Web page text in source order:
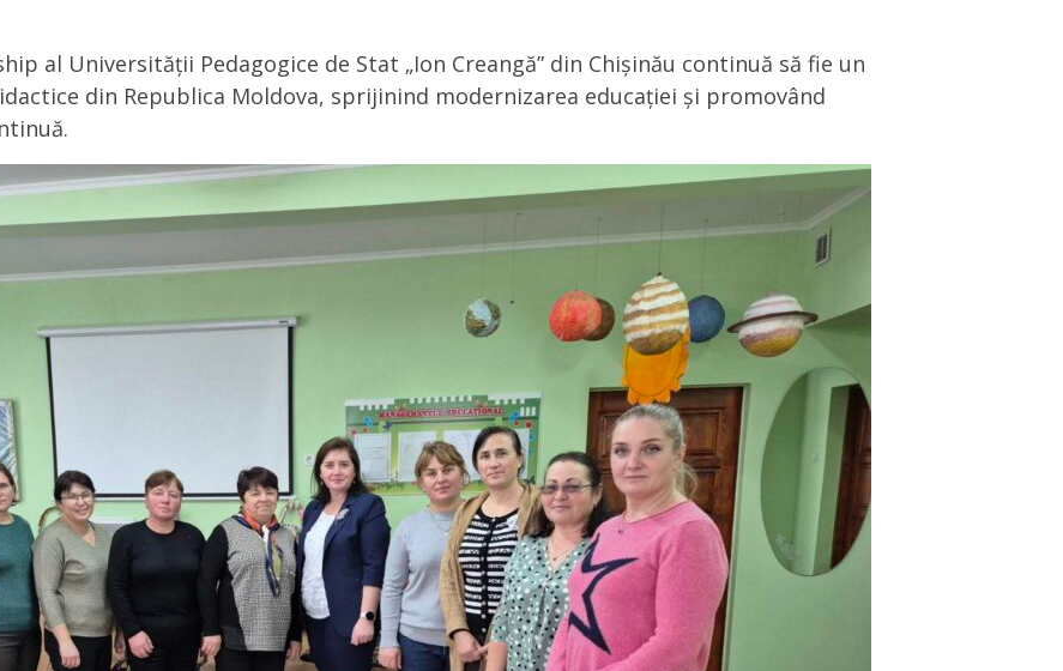
al Universității Pedagogice de Stat „Ion Creangă” din Chișinău continuă să fie un
din Republica Moldova, sprijinind modernizarea educației și promovând